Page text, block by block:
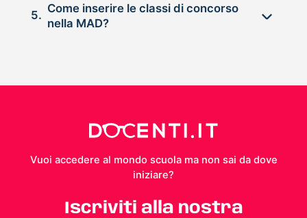
5.
Come inserire le classi di concorso
nella MAD?
Vuoi accedere al mondo scuola ma non sai da dove
iniziare?
Iscriviti alla nostra